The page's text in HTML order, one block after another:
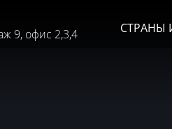
9, офис 2,3,4 СТРАНЫ